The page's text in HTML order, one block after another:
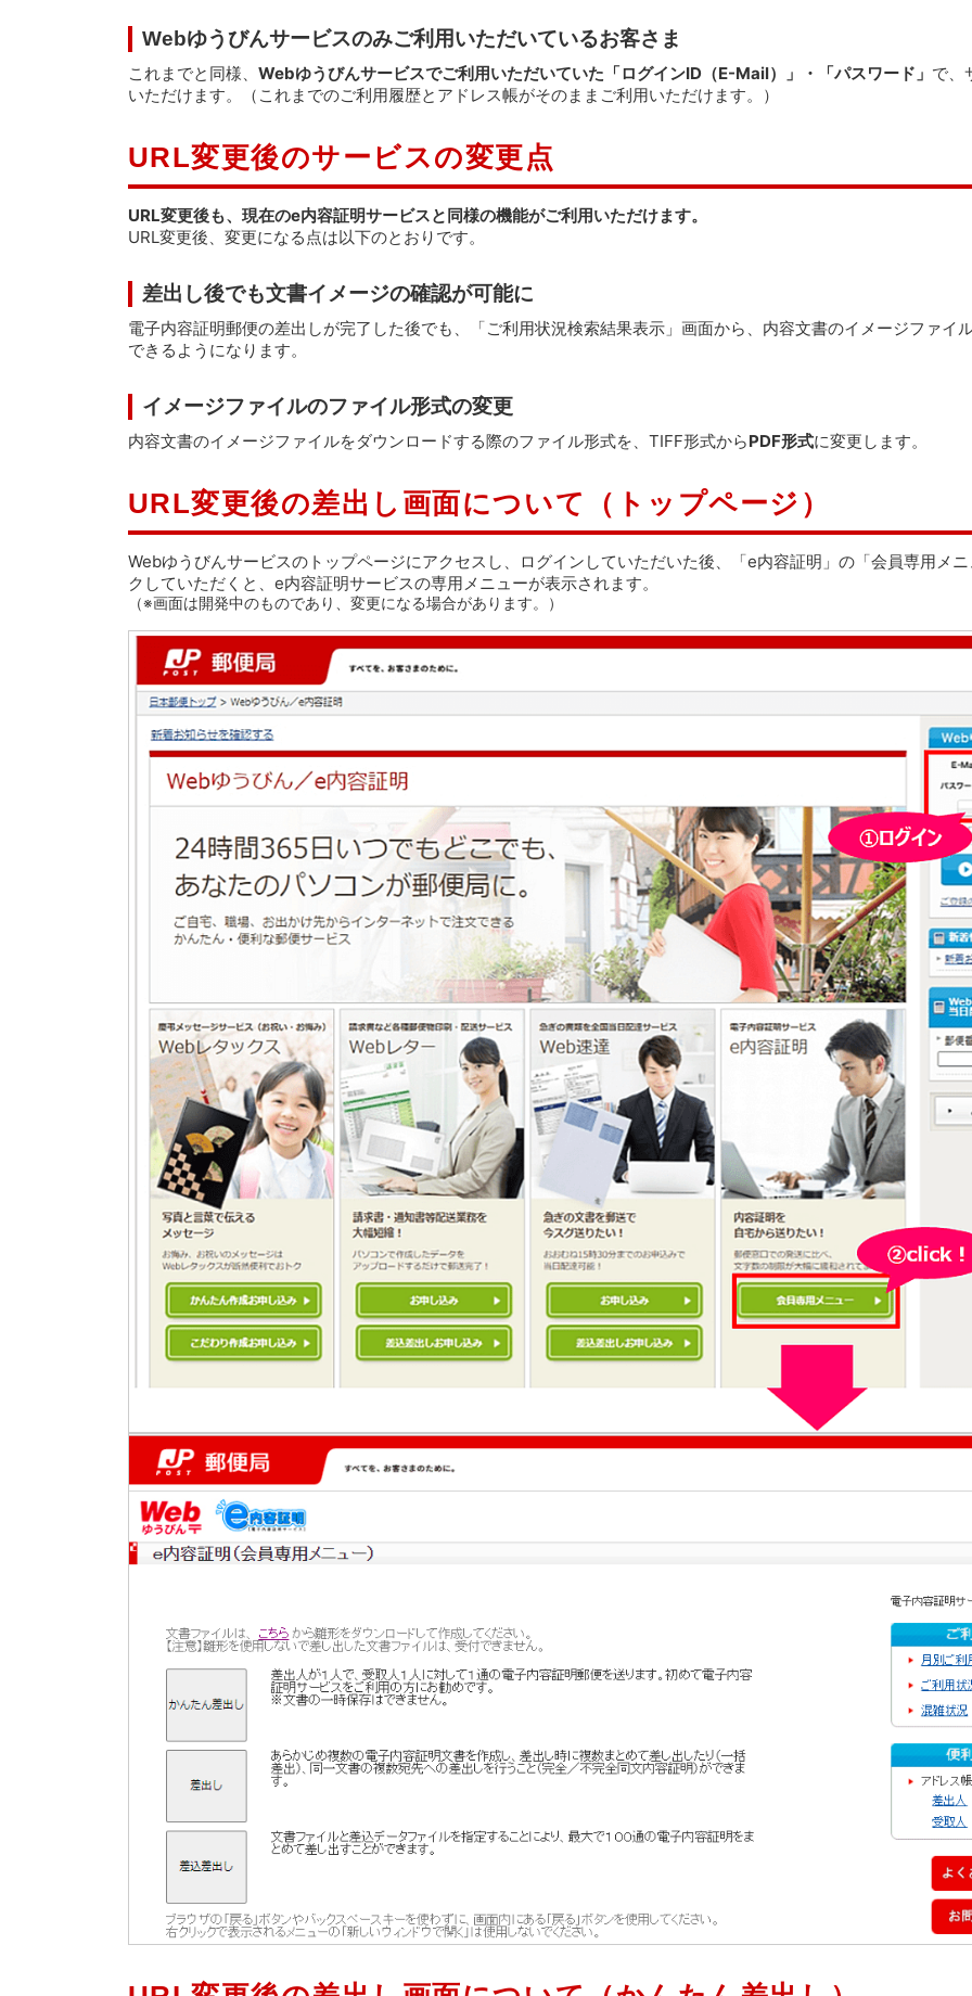
Webゆうびんサービスのみご利用いただいているお客さま
これまでと同様、 Webゆうびんサービスでご利用いただいていた「ログインID（E-Mail）」・「パスワード」 で、
いただけます。（これまでのご利用履歴とアドレス帳がそのままご利用いただけます。）
URL変更後のサービスの変更点
URL変更後も、現在のe内容証明サービスと同様の機能がご利用いただけます。
URL変更後、変更になる点は以下のとおりです。
差出し後でも文書イメージの確認が可能に
電子内容証明郵便の差出しが完了した後でも、「ご利用状況検索結果表示」画面から、内容文書のイメージファイ
できるようになります。
イメージファイルのファイル形式の変更
内容文書のイメージファイルをダウンロードする際のファイル形式を、TIFF形式からPDF形式に変更します。
URL変更後の差出し画面について（トップページ）
Webゆうびんサービスのトップページにアクセスし、ログインしていただいた後、「e内容証明」の「会員専用メ
クしていただくと、e内容証明サービスの専用メニューが表示されます。
（※画面は開発中のものであり、変更になる場合があります。）